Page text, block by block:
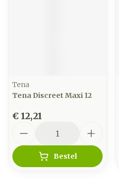
Tena
Tena Discreet Maxi 12
€ 12,21
Bestel